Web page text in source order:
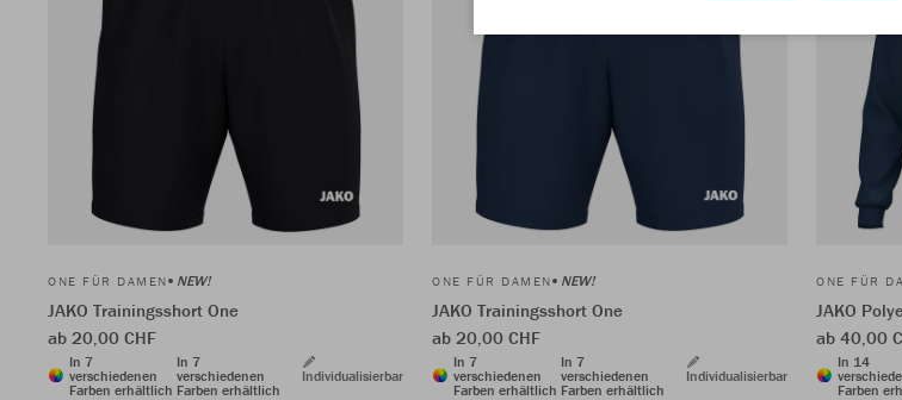
ONE FÜR DAMEN NEW!
JAKO Trainingsshort One
ab 20,00 CHF
In 7
verschiedenen
Farben erhältlich
In 7
verschiedenen
Farben erhältlich
Individualisierbar
ONE FÜR DAMEN NEW!
JAKO Trainingsshort One
ab 20,00 CHF
In 7
verschiedenen
Farben erhältlich
In 7
verschiedenen
Farben erhältlich
Individualisierbar
ONE FÜR
JAKO
ab 40,00
In 14
Farben